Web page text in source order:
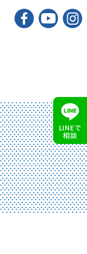
LINEで
相談